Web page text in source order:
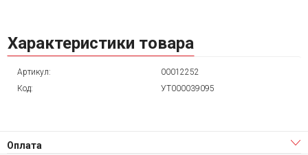
Характеристики товара
Артикул:
00012252
Код:
УТ000039095
Оплата